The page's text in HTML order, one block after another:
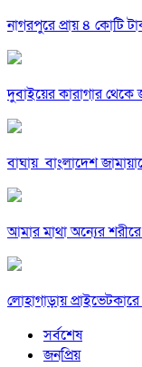
নাগরপুরে প্রায় ৪ কোটি
দুবাইয়ের কারাগার থেকে
বাঘায় বাংলাদেশ
আমার মাথা অন্যের
লোহাগাড়ায়
সর্বশেষ
জনপ্রিয়